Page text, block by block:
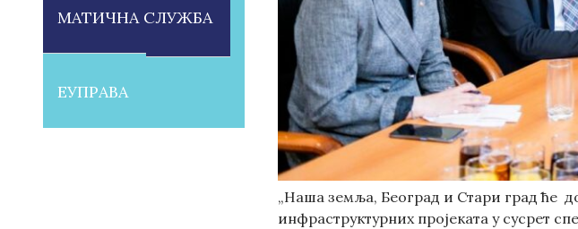
МАТИЧНА СЛУЖБА
ЕУПРАВА
„Наша земља, Београд и Стари град ће
инфраструктурних пројеката у сусрет